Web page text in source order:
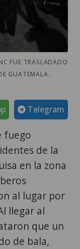
FUE TRASLADADO
GUATEMALA.
Telegram
fuego
de la
en la zona
al lugar por
llegar al
que un
de bala,